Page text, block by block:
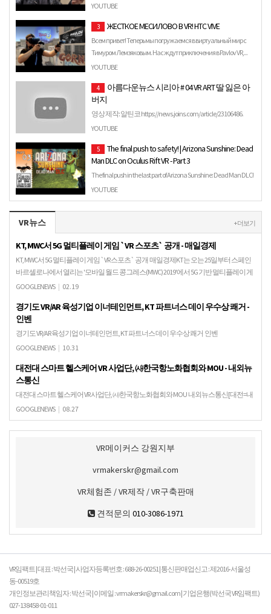
YOUTUBE
3 ЖЕСТКОЕ МЕСИЛОВО В VR! HTC VIVE
Всем привет! Теперь мы погружаемся в виртуальный мир с
Тимуром Лемзяковым. Нас ждут приключения в Pavlov VR,...
YOUTUBE
4
아름다운뉴스 시리아 # 04 VR ART 딸 잃은 아
버지
영상 제작: 알틴코 https://news.joins.com/article/23106486.
YOUTUBE
5
The final push to safety! | Arizona Sunshine: Dead
Man DLC on Oculus Rift VR - Part 3
The final push in the last part of Arizona Sunshine: Dead Man DLC!
----- You can find the playlist for the Arizona Sunsh…
YOUTUBE
VR뉴스 + 더보기
KT, MWC서 5G 멀티플레이 게임 `VR 스포츠` 공개 - 매일경제
KT, MWC서 5G 멀티플레이 게임 `VR 스포츠` 공개 매일경제KT는 오는 25일부터 스페인
바르셀로나에서 열리는 '모바일 월드 콩그레스(MWC) 2019'에서 5G 기반 멀티플레이 게
임 'VR 스포츠'를 선보…
GOOGLENEWS | 02.19
경기도 VR/AR 육성기업 이너테인먼트, KT 파트너스 데이 우수상 쾌거 -
인벤
경기도 VR/AR 육성기업 이너테인먼트, KT 파트너스 데이 우수상 쾌거 인벤
GOOGLENEWS | 10.31
대전대 스마트 헬스케어 VR 사업단, ㈔한국항노화협회와 MOU - 내외뉴
스통신
대전대 스마트 헬스케어 VR 사업단, ㈔한국항노화협회와 MOU 내외뉴스통신[대전=내
외뉴스통신] 최정현 기자 = 대전대학교는 이 대학 스마트 헬스케어 VR 사업단이 27일 경
남 산청군에 위치한 지리산 청강원 세미나실…
GOOGLENEWS | 08.27
VR메이커스 강원지부
vrmakerskr@gmail.com
VR체험존 / VR제작 / VR구축판매
견적문의 010-3086-1971
VR임팩트 | 대표 : 박선국 | 사업자등록번호 : 688-26-00251 | 통신판매업신고 : 제2016-서울성
동-00519호
개인정보관리책임자 : 박선국 | 이메일 : vrmakerskr@gmail.com | 기업은행(박선국 VR임팩트)
027-138458-01-011